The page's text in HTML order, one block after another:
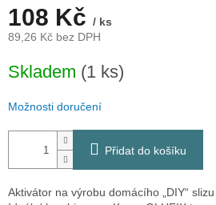
108 Kč / ks
89,26 Kč bez DPH
cena:
Skladem (1 ks)
Možnosti doručení
Přidat do košíku
Aktivátor na výrobu domácího „DIY“ slizu